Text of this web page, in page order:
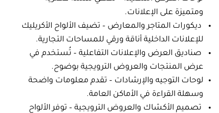
ومتميزة على الإعلانات.
ديكورات المتاجر والمعارض – تضيف الألواح الأكريليك
للإعلانات الداخلية أناقة ورقي للمساحات التجارية.
صناديق العرض والإعلانات التفاعلية – تُستخدم في
عرض المنتجات والعروض الترويجية بوضوح.
لوحات التوجيه والإرشادات – تقدم معلومات واضحة
وسهلة القراءة في الأماكن العامة.
تصميم الأكشاك والعروض الترويجية – توفر الألواح